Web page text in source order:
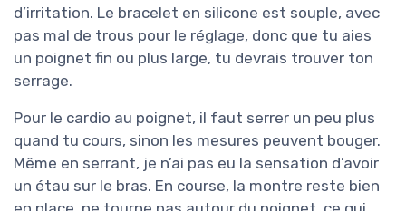
d’irritation. Le bracelet en silicone est souple, avec
pas mal de trous pour le réglage, donc que tu aies
un poignet fin ou plus large, tu devrais trouver ton
serrage.
Pour le cardio au poignet, il faut serrer un peu plus
quand tu cours, sinon les mesures peuvent bouger.
Même en serrant, je n’ai pas eu la sensation d’avoir
un étau sur le bras. En course, la montre reste bien